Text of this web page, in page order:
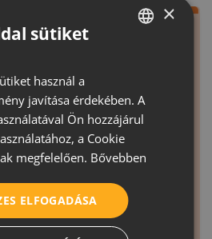
SERBIAN
×
sütiket
használ a
javítása érdekében. A
Ön hozzájárul
a Cookie
megfelelően. Bővebben
ELFOGADÁSA